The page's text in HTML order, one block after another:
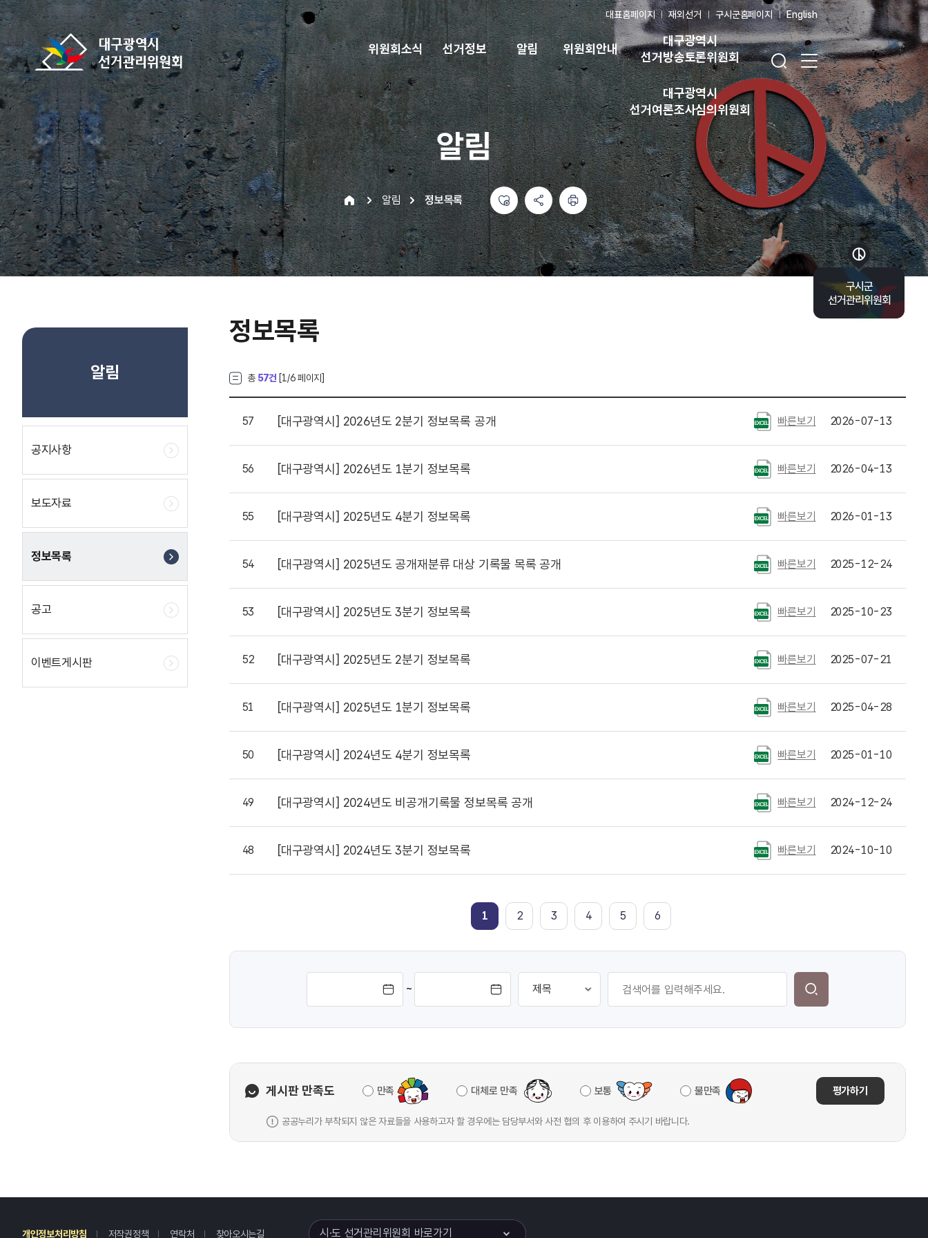
바로가기 메뉴
대표홈페이지 재외선거 구시군홈페이지 English
위원회소식 선거정보 알림 위원회안내
대구광역시
선거방송토론위원회
대구광역시
선거여론조사심의위원회
알림
알림 정보목록
알림
공지사항
보도자료
정보목록
공고
이벤트게시판
정보목록
총 57건 [1 /6 페이지]
57 [대구광역시] 2026년도 2분기 정보목록 공개 빠른보기 2026-07-13
56 [대구광역시] 2026년도 1분기 정보목록 빠른보기 2026-04-13
55 [대구광역시] 2025년도 4분기 정보목록 빠른보기 2026-01-13
54 [대구광역시] 2025년도 공개재분류 대상 기록물 목록 공개 빠른보기 2025-12-24
53 [대구광역시] 2025년도 3분기 정보목록 빠른보기 2025-10-23
52 [대구광역시] 2025년도 2분기 정보목록 빠른보기 2025-07-21
51 [대구광역시] 2025년도 1분기 정보목록 빠른보기 2025-04-28
50 [대구광역시] 2024년도 4분기 정보목록 빠른보기 2025-01-10
49 [대구광역시] 2024년도 비공개기록물 정보목록 공개 빠른보기 2024-12-24
48 [대구광역시] 2024년도 3분기 정보목록 빠른보기 2024-10-10
1 2 3 4 5 6
~
게시판 만족도 만족 대체로 만족 보통 불만족 평가하기
공공누리가 부착되지 않은 자료들을 사용하고자 할 경우에는 담당부서와 사전 협의 후 이용하여 주시기 바랍니다.
구시군
선거관리위원회
바로가기 목록 열기
개인정보처리방침 저작권정책 연락처 찾아오시는길 시·도 선거관리위원회 바로가기